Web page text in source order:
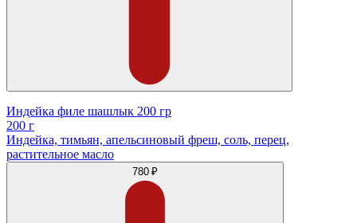
Индейка филе шашлык 200 гр
200 г
Индейка, тимьян, апельсиновый фреш, соль, перец,
растительное масло
780 ₽